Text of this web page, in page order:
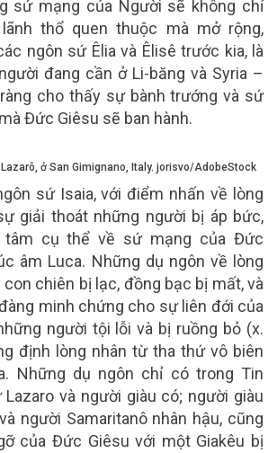
sứ mạng của Người sẽ không chỉ
thổ quen thuộc mà mở rộng,
ngôn sứ Êlia và Êlisê trước kia, là
đang cần ở Li-băng và Syria –
cho thấy sự bành trướng và sứ
Đức Giêsu sẽ ban hành.
ở San Gimignano, Italy. jorisvo/AdobeStock
sứ Isaia, với điểm nhấn về lòng
giải thoát những người bị áp bức,
tâm cụ thể về sứ mạng của Đức
âm Luca. Những dụ ngôn về lòng
chiên bị lạc, đồng bạc bị mất, và
minh chứng cho sự liên đới của
người tội lỗi và bị ruồng bỏ (x.
định lòng nhân từ tha thứ vô biên
Những dụ ngôn chỉ có trong Tin
và người giàu có; người giàu
người Samaritanô nhân hậu, cũng
của Đức Giêsu với một Giakêu bị